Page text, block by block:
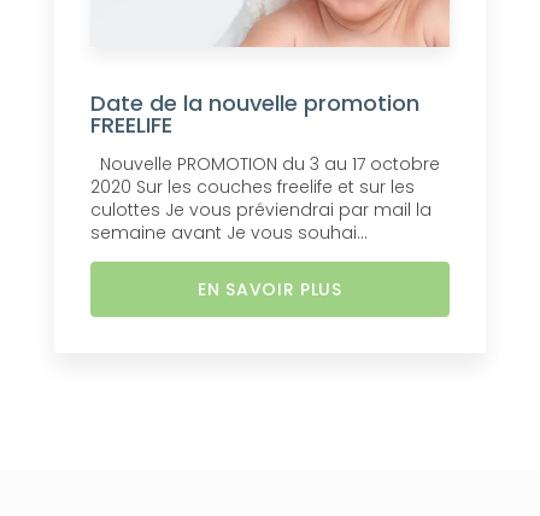
Date de la nouvelle promotion
FREELIFE
Nouvelle PROMOTION du 3 au 17 octobre
2020 Sur les couches freelife et sur les
culottes Je vous préviendrai par mail la
semaine avant Je vous souhai...
EN SAVOIR PLUS